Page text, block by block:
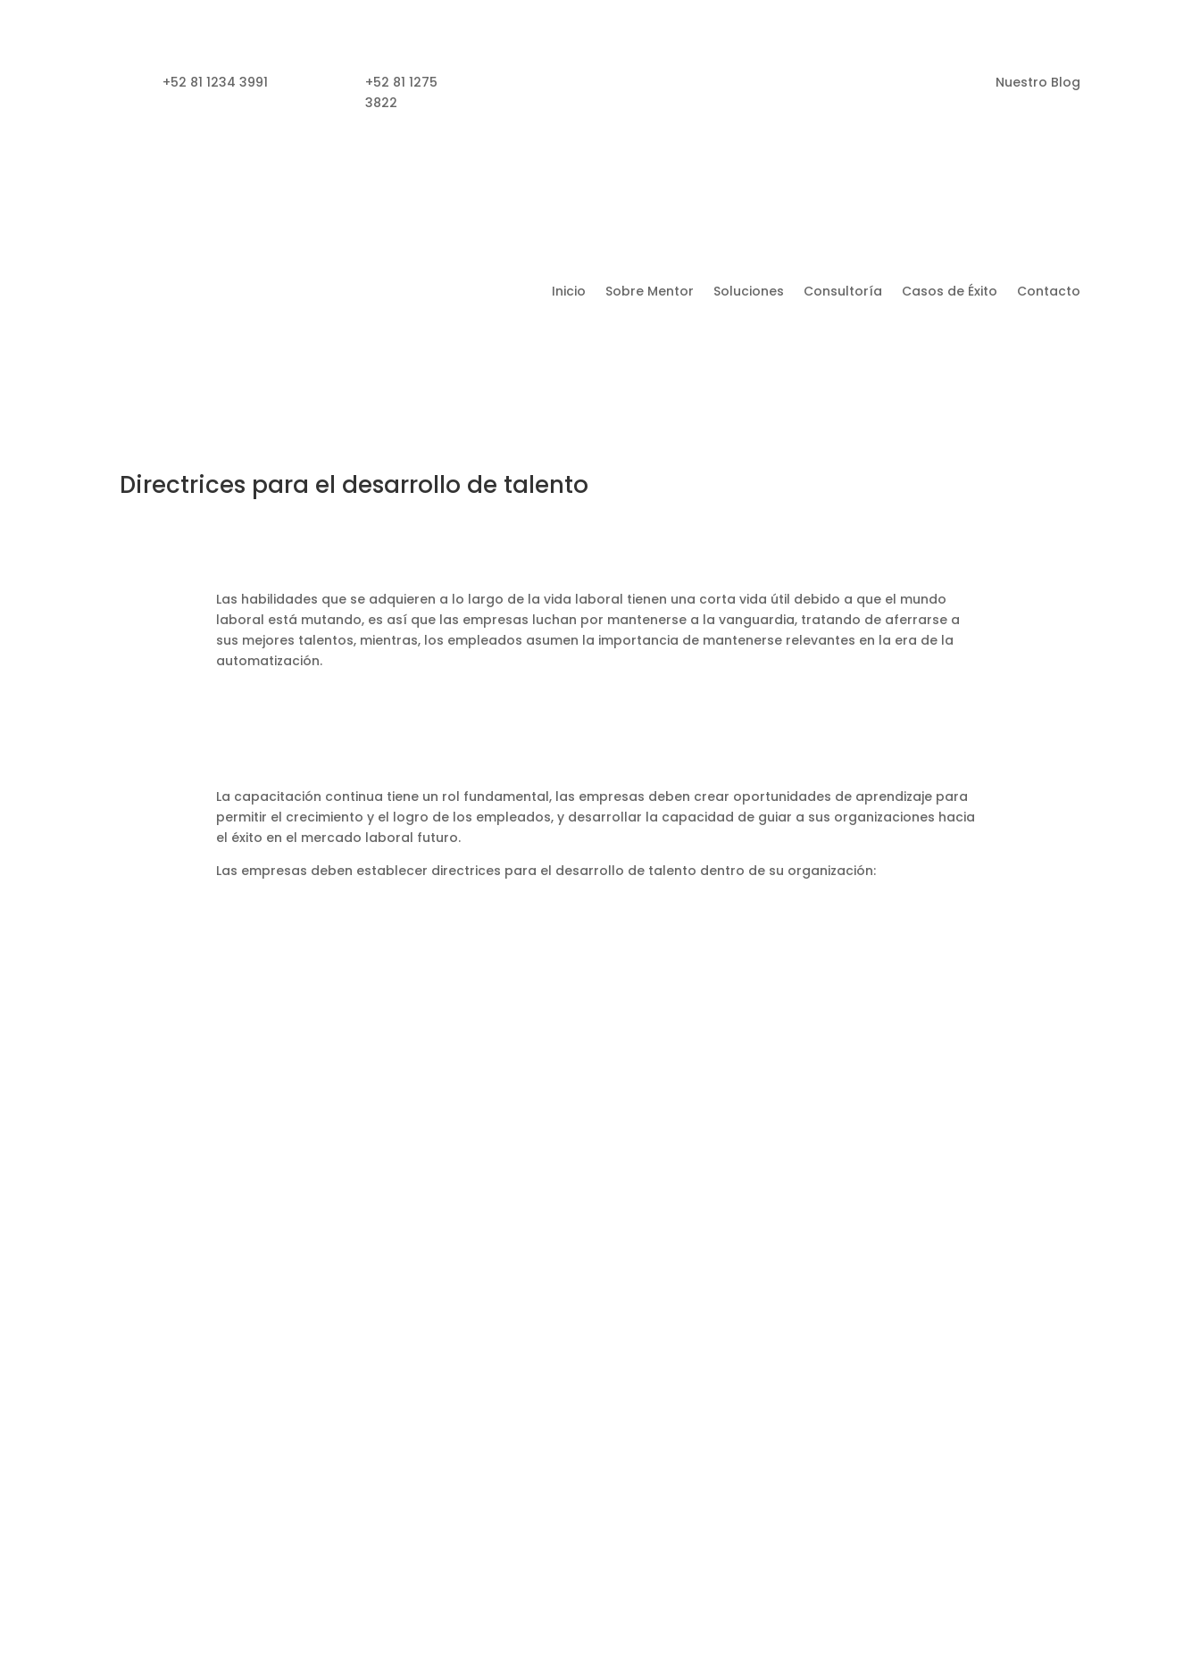
+52 81 1234 3991
+52 81 1275
3822
Nuestro Blog
Inicio Sobre Mentor Soluciones Consultoría Casos de Éxito Contacto
Directrices para el desarrollo de talento
Las habilidades que se adquieren a lo largo de la vida laboral tienen una corta vida útil debido a que el mundo
laboral está mutando, es así que las empresas luchan por mantenerse a la vanguardia, tratando de aferrarse a
sus mejores talentos, mientras, los empleados asumen la importancia de mantenerse relevantes en la era de la
automatización.
La capacitación continua tiene un rol fundamental, las empresas deben crear oportunidades de aprendizaje para
permitir el crecimiento y el logro de los empleados, y desarrollar la capacidad de guiar a sus organizaciones hacia
el éxito en el mercado laboral futuro.
Las empresas deben establecer directrices para el desarrollo de talento dentro de su organización: